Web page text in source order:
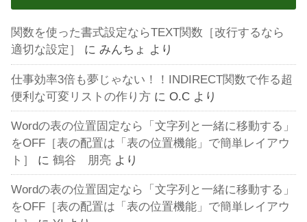
関数を使った書式設定ならTEXT関数［改行するなら
適切な設定］
にみんちょ より
仕事効率3倍も夢じゃない！！INDIRECT関数で作る超
便利な可変リストの作り方 にO.C より
Wordの表の位置固定なら「文字列と一緒に移動する」
をOFF［表の配置は「表の位置機能」で簡単レイアウ
ト］
に鶴谷 朋亮 より
Wordの表の位置固定なら「文字列と一緒に移動する」
をOFF［表の配置は「表の位置機能」で簡単レイアウ